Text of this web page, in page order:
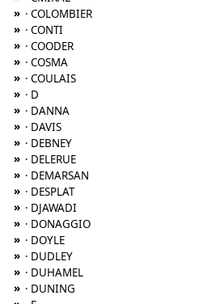
» · COLOMBIER
» · CONTI
» · COODER
» · COSMA
» · COULAIS
» · D
» · DANNA
» · DAVIS
» · DEBNEY
» · DELERUE
» · DEMARSAN
» · DESPLAT
» · DJAWADI
» · DONAGGIO
» · DOYLE
» · DUDLEY
» · DUHAMEL
» · DUNING